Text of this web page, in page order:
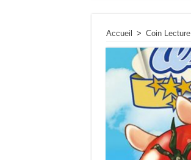
Accueil > Coin Lecture